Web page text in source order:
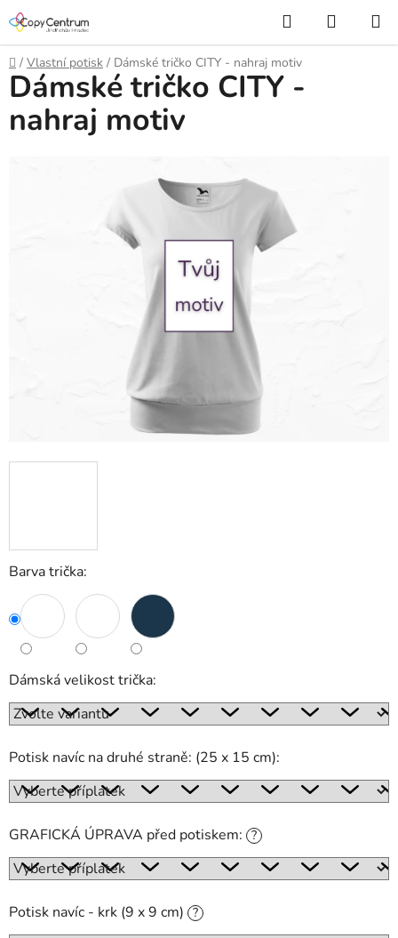
Přejít
na
obsah
Hledat
KOŠÍK
Domů
/ Vlastní potisk / Dámské tričko CITY - nahraj motiv
Barva trička:
Dámská velikost trička:
Potisk navíc na druhé straně: (25 x 15 cm):
GRAFICKÁ ÚPRAVA před potiskem: ?
Potisk navíc - krk (9 x 9 cm) ?
Dámské tričko CITY -
nahraj motiv